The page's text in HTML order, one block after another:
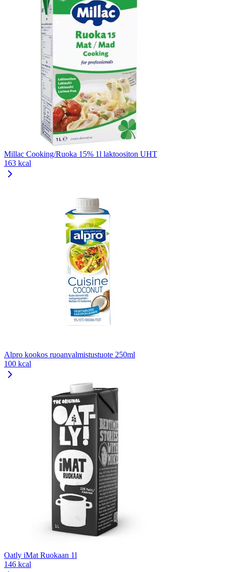
Millac Cooking/Ruoka 15% 1l laktoositon UHT
163 kcal
Alpro kookos ruoanvalmistustuote 250ml
100 kcal
Oatly iMat Ruokaan 1l
146 kcal